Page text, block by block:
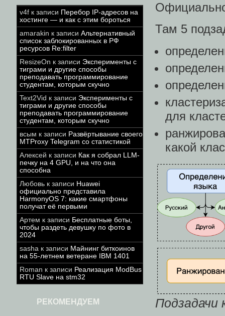
v4f к записи Перебор IP-адресов на
хостинге — и как с этим бороться
amarakin к записи Альтернативный
список заблокированных в РФ
ресурсов Re:filter
ResizeOn к записи Эксперименты с
тиграми и другие способы
преподавать программирование
студентам, которым скучно
Text2Vid к записи Эксперименты с
тиграми и другие способы
преподавать программирование
студентам, которым скучно
всым к записи Развёртывание своего
MTProxy Telegram со статистикой
Алексей к записи Как я собрал LLM-
печку на 4 GPU, и на что она
способна
Любовь к записи Huawei
официально представила
HarmonyOS 7: какие смартфоны
получат её первыми
Артем к записи Бесплатные боты,
чтобы раздеть девушку по фото в
2024
sasha к записи Майнинг биткоинов
на 55-летнем ветеране IBM 1401
Roman к записи Реализация ModBus
RTU Slave на stm32
РЕКОМЕНДУЕМ
Там 5
для
какой
Подзадачи